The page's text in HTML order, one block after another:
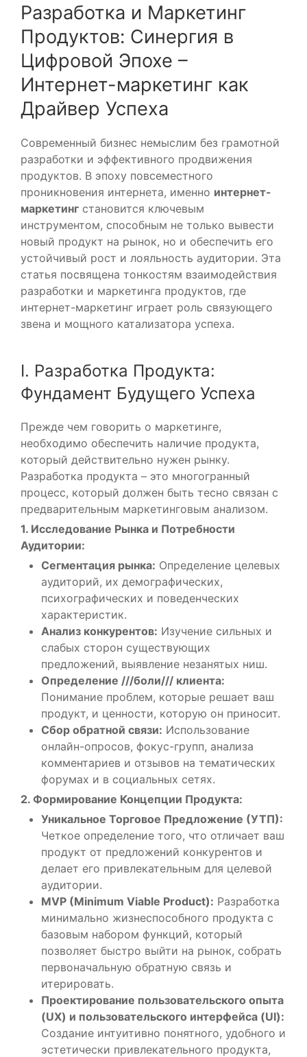
Разработка и Маркетинг
Продуктов: Синергия в
Цифровой Эпохе –
Интернет-маркетинг как
Драйвер Успеха
Современный бизнес немыслим без грамотной
разработки и эффективного продвижения
продуктов. В эпоху повсеместного
проникновения интернета, именно интернет-
маркетинг становится ключевым
инструментом, способным не только вывести
новый продукт на рынок, но и обеспечить его
устойчивый рост и лояльность аудитории. Эта
статья посвящена тонкостям взаимодействия
разработки и маркетинга продуктов, где
интернет-маркетинг играет роль связующего
звена и мощного катализатора успеха.
I. Разработка Продукта:
Фундамент Будущего Успеха
Прежде чем говорить о маркетинге,
необходимо обеспечить наличие продукта,
который действительно нужен рынку.
Разработка продукта – это многогранный
процесс, который должен быть тесно связан с
предварительным маркетинговым анализом.
1. Исследование Рынка и Потребности
Аудитории:
Сегментация рынка: Определение целевых
аудиторий, их демографических,
психографических и поведенческих
характеристик.
Анализ конкурентов: Изучение сильных и
слабых сторон существующих
предложений, выявление незанятых ниш.
Определение ///боли/// клиента:
Понимание проблем, которые решает ваш
продукт, и ценности, которую он приносит.
Сбор обратной связи: Использование
онлайн-опросов, фокус-групп, анализа
комментариев и отзывов на тематических
форумах и в социальных сетях.
2. Формирование Концепции Продукта:
Уникальное Торговое Предложение (УТП):
Четкое определение того, что отличает ваш
продукт от предложений конкурентов и
делает его привлекательным для целевой
аудитории.
MVP (Minimum Viable Product): Разработка
минимально жизнеспособного продукта с
базовым набором функций, который
позволяет быстро выйти на рынок, собрать
первоначальную обратную связь и
итерировать.
Проектирование пользовательского опыта
(UX) и пользовательского интерфейса (UI):
Создание интуитивно понятного, удобного и
эстетически привлекательного продукта,